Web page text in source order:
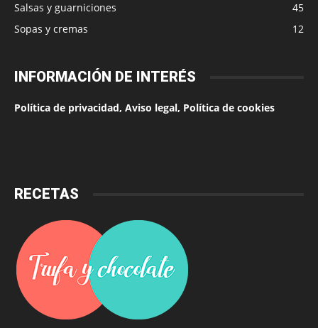
Salsas y guarniciones
45
Sopas y cremas
12
INFORMACIÓN DE INTERÉS
Política de privacidad, Aviso legal, Política de cookies
RECETAS